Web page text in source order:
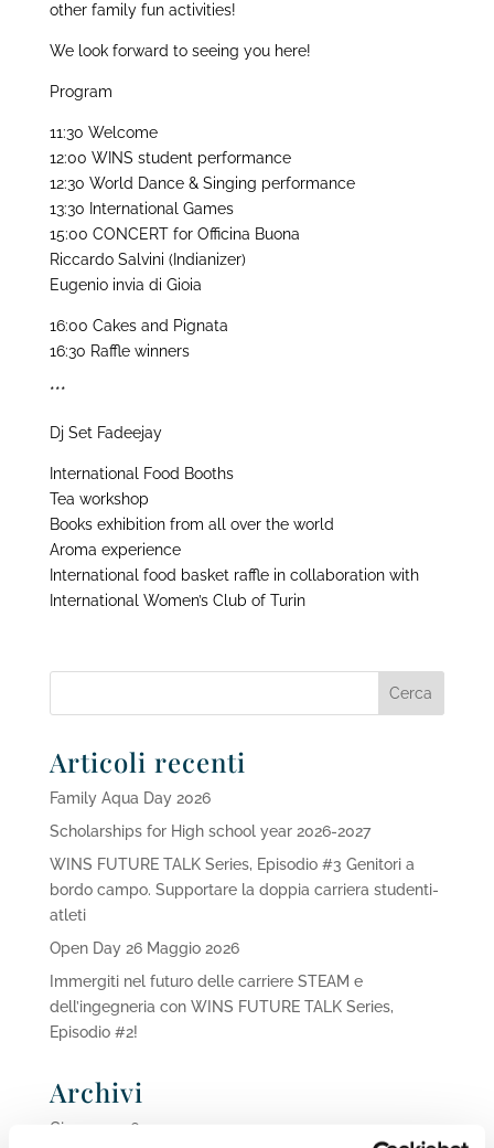
other family fun activities!
We look forward to seeing you here!
Program
11:30 Welcome
12:00 WINS student performance
12:30 World Dance & Singing performance
13:30 International Games
15:00 CONCERT for Officina Buona
Riccardo Salvini (Indianizer)
Eugenio invia di Gioia
16:00 Cakes and Pignata
16:30 Raffle winners
***
Dj Set Fadeejay
International Food Booths
Tea workshop
Books exhibition from all over the world
Aroma experience
International food basket raffle in collaboration with
International Women’s Club of Turin
Articoli recenti
Family Aqua Day 2026
Scholarships for High school year 2026-2027
WINS FUTURE TALK Series, Episodio #3 Genitori a
bordo campo. Supportare la doppia carriera studenti-
atleti
Open Day 26 Maggio 2026
Immergiti nel futuro delle carriere STEAM e
dell’ingegneria con WINS FUTURE TALK Series,
Episodio #2!
Archivi
Giugno 2026